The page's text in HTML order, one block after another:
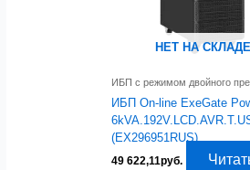
НЕТ НА СКЛАДЕ
ИБП с режимом двойного
ИБП On-line ExeGate
(EX296951RUS)
49 622,11руб.